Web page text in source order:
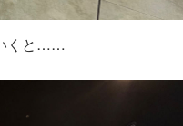
くと……